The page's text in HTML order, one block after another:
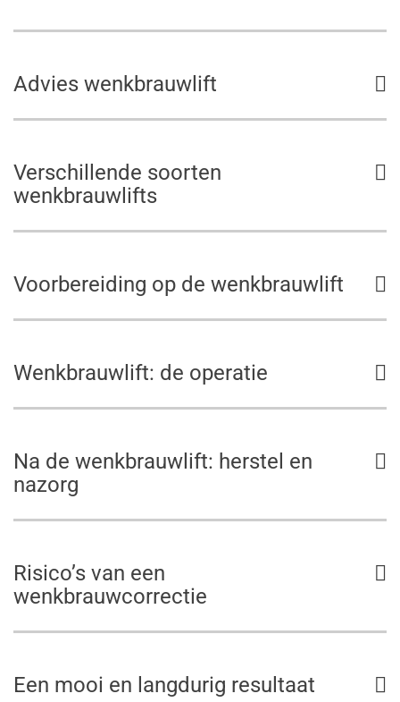
Advies wenkbrauwlift
Verschillende soorten
wenkbrauwlifts
Voorbereiding op de wenkbrauwlift
Wenkbrauwlift: de operatie
Na de wenkbrauwlift: herstel en
nazorg
Risico’s van een
wenkbrauwcorrectie
Een mooi en langdurig resultaat